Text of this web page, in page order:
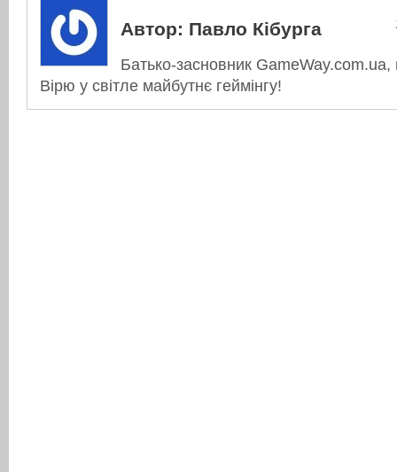
Автор: Павло Кібурга
Батько-засновник
Вірю у світле майбутнє геймінгу!